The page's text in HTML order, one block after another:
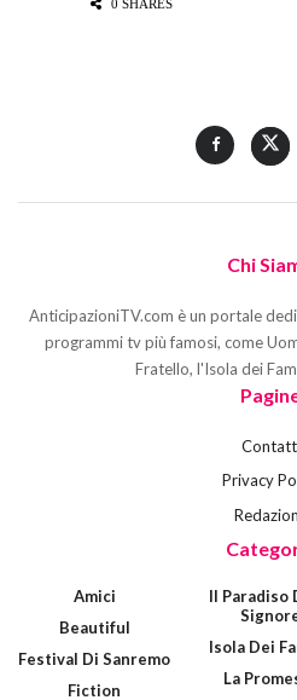
0 SHARES
Chi
AnticipazioniTV.com è un portale
programmi tv più famosi, come
Fratello, l'Isola dei
Privacy
Amici
Beautiful
Festival Di Sanremo
Fiction
Il Paradiso
Isola Dei
La